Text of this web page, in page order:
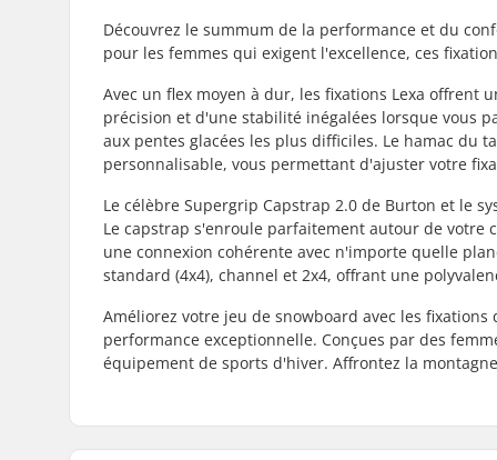
Découvrez le summum de la performance et du
pour les femmes qui exigent l'excellence, ces
Avec un flex moyen à dur, les fixations Lexa
précision et d'une stabilité inégalées lorsque vous
aux pentes glacées les plus difficiles. Le hamac du
personnalisable, vous permettant d'ajuster votre
Le célèbre Supergrip Capstrap 2.0 de Burton et le
Le capstrap s'enroule parfaitement autour de votre
une connexion cohérente avec n'importe quelle
standard (4x4), channel et 2x4, offrant une
Améliorez votre jeu de snowboard avec les
performance exceptionnelle. Conçues par des
équipement de sports d'hiver. Affrontez la